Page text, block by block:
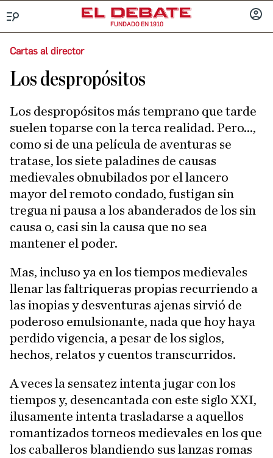
FUNDADO EN 1910
Cartas al director
Los despropósitos
Los despropósitos más temprano que tarde
suelen toparse con la terca realidad. Pero...,
como si de una película de aventuras se
tratase, los siete paladines de causas
medievales obnubilados por el lancero
mayor del remoto condado, fustigan sin
tregua ni pausa a los abanderados de los sin
causa o, casi sin la causa que no sea
mantener el poder.
Mas, incluso ya en los tiempos medievales
llenar las faltriqueras propias recurriendo a
las inopias y desventuras ajenas sirvió de
poderoso emulsionante, nada que hoy haya
perdido vigencia, a pesar de los siglos,
hechos, relatos y cuentos transcurridos.
A veces la sensatez intenta jugar con los
tiempos y, desencantada con este siglo XXI,
ilusamente intenta trasladarse a aquellos
romantizados torneos medievales en los que
los caballeros blandiendo sus lanzas romas